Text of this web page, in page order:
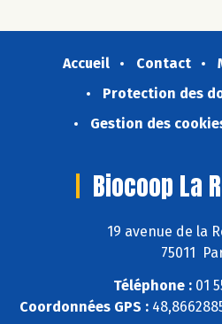
Accueil Contact
Protection des
Gestion des
Biocoop La
19 avenue de la
75011
Téléphone :01
Coordonnées GPS :